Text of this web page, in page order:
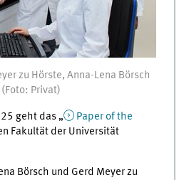
zu Hörste, Anna-Lena Börsch
Privat)
geht das „
Paper of the
Fakultät der Universität
Börsch und Gerd Meyer zu